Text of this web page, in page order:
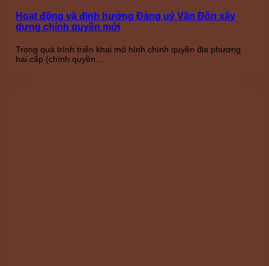
Hoạt động và định hướng Đảng uỷ Vân Đồn xây
dựng chính quyền mới
Trong quá trình triển khai mô hình chính quyền địa phương
hai cấp (chính quyền...